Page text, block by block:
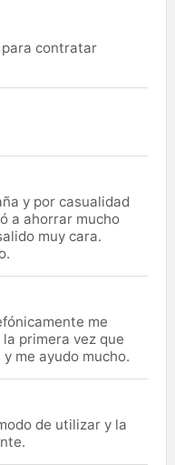
contratar
y por casualidad
a ahorrar mucho
muy cara.
me
primera vez que
me ayudo mucho.
de utilizar y la